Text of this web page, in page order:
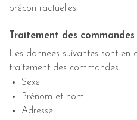
précontractuelles.
Traitement des commandes
Les données suivantes sont en
traitement des commandes :
Sexe
Prénom et nom
Adresse